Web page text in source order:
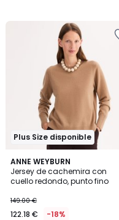
Plus Size disponible
ANNE WEYBURN
Jersey de cachemira con
cuello redondo, punto fino
149.00 €
122.18 € -18%
4
/
5
3
Colores